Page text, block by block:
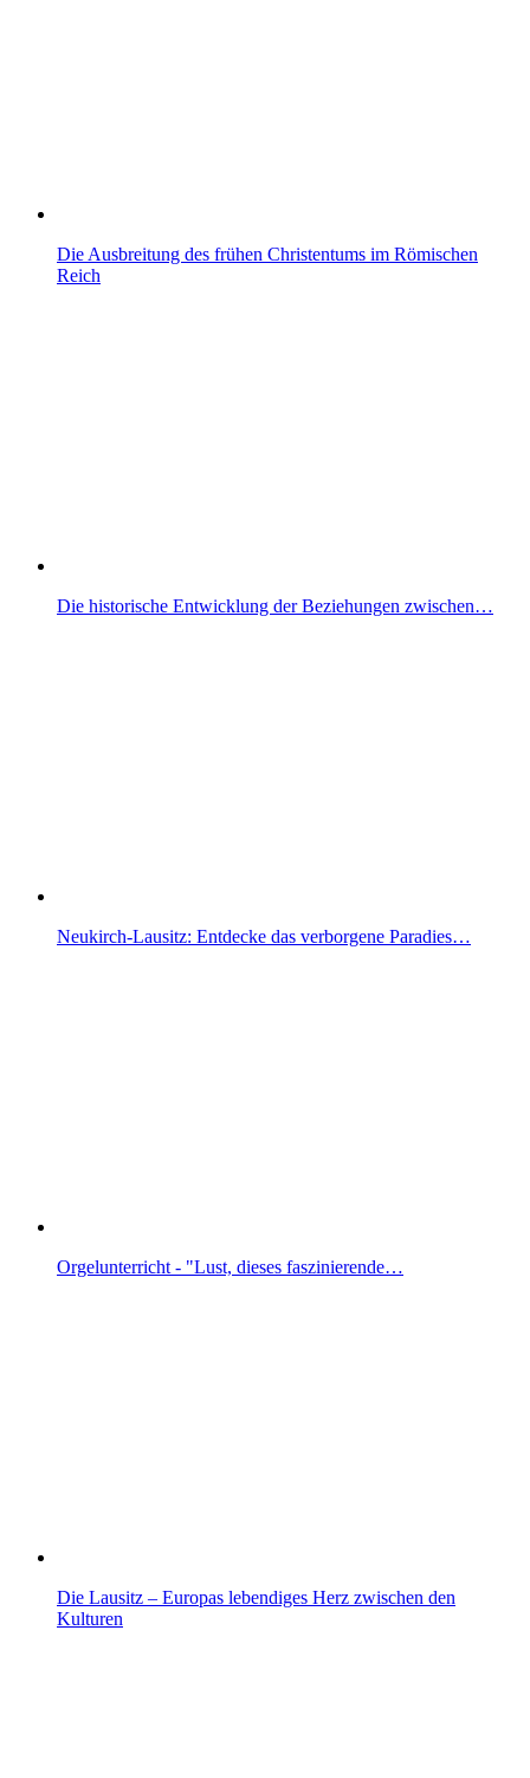
Die Ausbreitung des frühen Christentums im Römischen
Reich
Die historische Entwicklung der Beziehungen zwischen…
Neukirch-Lausitz: Entdecke das verborgene Paradies…
Orgelunterricht - "Lust, dieses faszinierende…
Die Lausitz – Europas lebendiges Herz zwischen den
Kulturen